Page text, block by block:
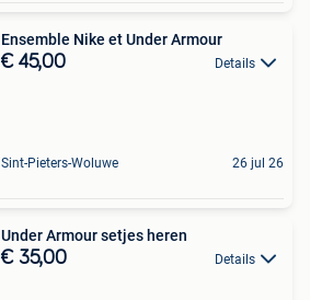
Ensemble Nike et Under Armour
€ 45,00 Details
Sint-Pieters-Woluwe 26 jul 26
Under Armour setjes heren
€ 35,00 Details